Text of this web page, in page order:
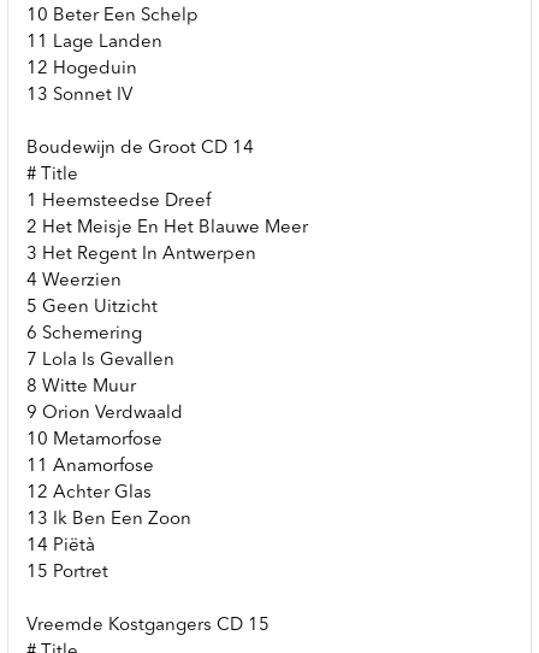
10 Beter Een Schelp
11 Lage Landen
12 Hogeduin
13 Sonnet IV
Boudewijn de Groot CD 14
# Title
1 Heemsteedse Dreef
2 Het Meisje En Het Blauwe Meer
3 Het Regent In Antwerpen
4 Weerzien
5 Geen Uitzicht
6 Schemering
7 Lola Is Gevallen
8 Witte Muur
9 Orion Verdwaald
10 Metamorfose
11 Anamorfose
12 Achter Glas
13 Ik Ben Een Zoon
14 Piëtà
15 Portret
Vreemde Kostgangers CD 15